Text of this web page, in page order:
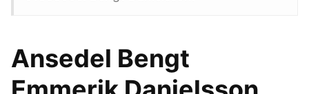
Ansedel Bengt